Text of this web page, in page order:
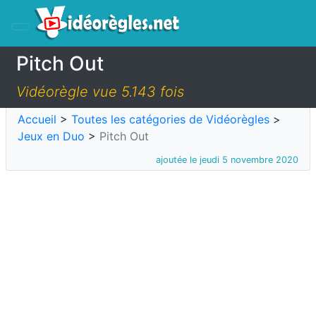
Pitch Out
Vidéorègle vue 5.143 fois
Accueil > Toutes les catégories de Vidéorègles >
Jeux en Duo > Pitch Out
ajoutée le jeudi 5 novembre 2020